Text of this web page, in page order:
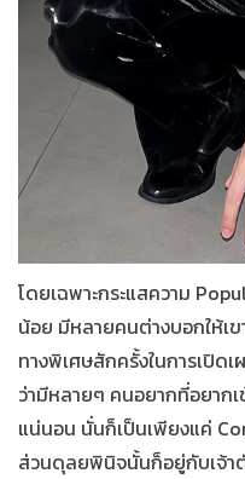
โดยเฉพาะกระแสความ
น้อย มีหลายคนต่างบอกให้เ
ทางพิเศษสักครั้งในการเปิดเ
ว่ามีหลายๆ คนอยากที่อยากเ
แน่นอน นั่นก็เป็นเพียงแค่
ส่วนดุลยพินิจนั้นก็อยู่กับเจ้า